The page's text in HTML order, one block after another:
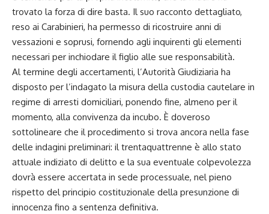
trovato la forza di dire basta. Il suo racconto dettagliato,
reso ai Carabinieri, ha permesso di ricostruire anni di
vessazioni e soprusi, fornendo agli inquirenti gli elementi
necessari per inchiodare il figlio alle sue responsabilità.
Al termine degli accertamenti, l’Autorità Giudiziaria ha
disposto per l’indagato la misura della custodia cautelare in
regime di arresti domiciliari, ponendo fine, almeno per il
momento, alla convivenza da incubo. È doveroso
sottolineare che il procedimento si trova ancora nella fase
delle indagini preliminari: il trentaquattrenne è allo stato
attuale indiziato di delitto e la sua eventuale colpevolezza
dovrà essere accertata in sede processuale, nel pieno
rispetto del principio costituzionale della presunzione di
innocenza fino a sentenza definitiva.